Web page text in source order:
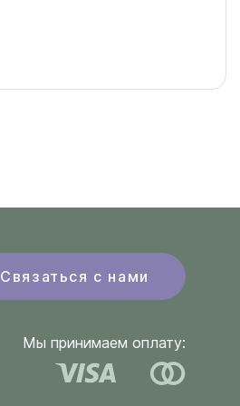
Связаться с нами
Мы принимаем оплату: